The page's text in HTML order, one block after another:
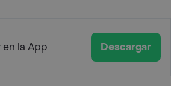
la App Descargar